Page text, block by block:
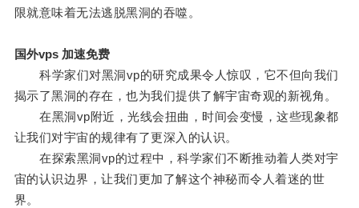
限就意味着无法逃脱黑洞的吞噬。
国外vps 加速免费
科学家们对黑洞vp的研究成果令人惊叹，它不但向我们
揭示了黑洞的存在，也为我们提供了解宇宙奇观的新视角。
在黑洞vp附近，光线会扭曲，时间会变慢，这些现象都
让我们对宇宙的规律有了更深入的认识。
在探索黑洞vp的过程中，科学家们不断推动着人类对宇
宙的认识边界，让我们更加了解这个神秘而令人着迷的世
界。